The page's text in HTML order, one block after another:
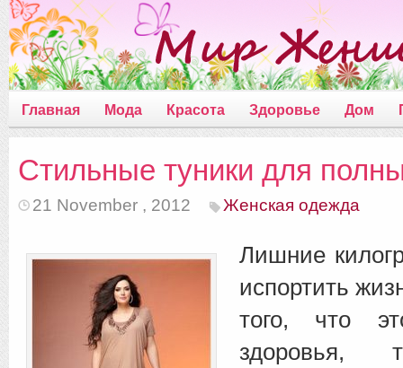
Главная Мода Красота Здоровье Дом
Стильные туники для
21 November , 2012 Женская одежда
Лишние
испортить
того, что